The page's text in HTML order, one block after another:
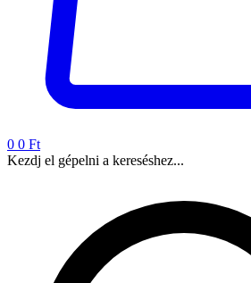
0 0 Ft
Kezdj el gépelni a kereséshez...